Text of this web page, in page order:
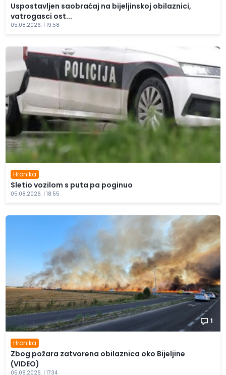
Uspostavljen saobraćaj na bijeljinskoj obilaznici,
vatrogasci ost...
05.08.2026. | 19:58
Hronika
Sletio vozilom s puta pa poginuo
05.08.2026. | 18:55
1
Hronika
Zbog požara zatvorena obilaznica oko Bijeljine
(VIDEO)
05.08.2026. | 17:34